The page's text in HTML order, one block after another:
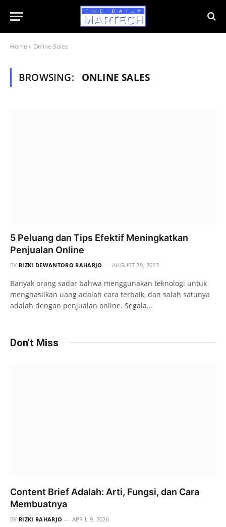
Home »Online Sales
BROWSING: ONLINE SALES
5 Peluang dan Tips Efektif Meningkatkan
Penjualan Online
BY RIZKI DEWANTORO RAHARJO AUGUST 29, 2023
Banyak orang sadar bahwa menggunakan teknologi untuk
menghasilkan uang adalah cara terbaik, dan salah satunya
adalah dengan penjualan online. Segala…
Don't Miss
Content Brief Adalah: Arti, Fungsi, dan Cara
Membuatnya
BY RIZKI RAHARJO APRIL 9, 2026